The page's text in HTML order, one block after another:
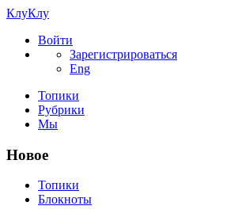
КлуКлу
Войти
Зарегистрироваться
Eng
Топики
Рубрики
Мы
Новое
Топики
Блокноты